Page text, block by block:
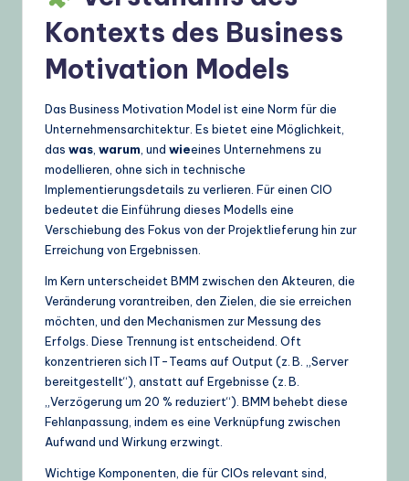
&
U
p
Kontexts des Business
Motivation Models
Das Business Motivation Model ist eine Norm für die
Unternehmensarchitektur. Es bietet eine Möglichkeit,
das was warum , und wieeines Unternehmens zu
modellieren, ohne sich in technische
Implementierungsdetails zu verlieren. Für einen CIO
bedeutet die Einführung dieses Modells eine
Verschiebung des Fokus von der Projektlieferung hin zur
Erreichung von Ergebnissen.
Im Kern unterscheidet BMM zwischen den Akteuren, die
Veränderung vorantreiben, den Zielen, die sie erreichen
möchten, und den Mechanismen zur Messung des
Erfolgs. Diese Trennung ist entscheidend. Oft
konzentrieren sich IT-Teams auf Output (z. B. „Server
bereitgestellt“), anstatt auf Ergebnisse (z. B.
„Verzögerung um 20 % reduziert“). BMM behebt diese
Fehlanpassung, indem es eine Verknüpfung zwischen
Aufwand und Wirkung erzwingt.
Wichtige Komponenten, die für CIOs relevant sind,